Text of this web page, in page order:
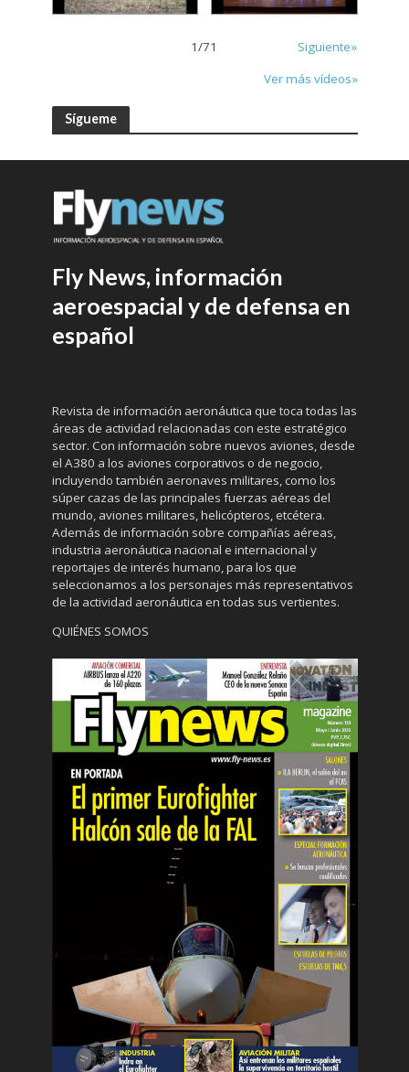
1/71
Siguiente»
Ver más vídeos»
Sígueme
Fly News, información
aeroespacial y de defensa en
español
Revista de información aeronáutica que toca todas las
áreas de actividad relacionadas con este estratégico
sector. Con información sobre nuevos aviones, desde
el A380 a los aviones corporativos o de negocio,
incluyendo también aeronaves militares, como los
súper cazas de las principales fuerzas aéreas del
mundo, aviones militares, helicópteros, etcétera.
Además de información sobre compañías aéreas,
industria aeronáutica nacional e internacional y
reportajes de interés humano, para los que
seleccionamos a los personajes más representativos
de la actividad aeronáutica en todas sus vertientes.
QUIÉNES SOMOS